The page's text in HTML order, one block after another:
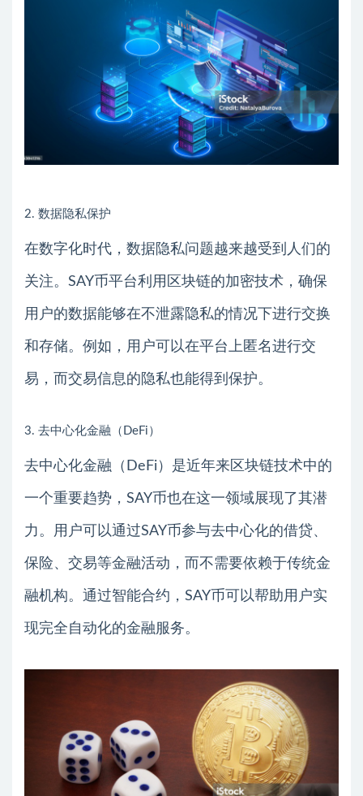
2. 数据隐私保护
在数字化时代，数据隐私问题越来越受到人们的
关注。SAY币平台利用区块链的加密技术，确保
用户的数据能够在不泄露隐私的情况下进行交换
和存储。例如，用户可以在平台上匿名进行交
易，而交易信息的隐私也能得到保护。
3. 去中心化金融（DeFi）
去中心化金融（DeFi）是近年来区块链技术中的
一个重要趋势，SAY币也在这一领域展现了其潜
力。用户可以通过SAY币参与去中心化的借贷、
保险、交易等金融活动，而不需要依赖于传统金
融机构。通过智能合约，SAY币可以帮助用户实
现完全自动化的金融服务。